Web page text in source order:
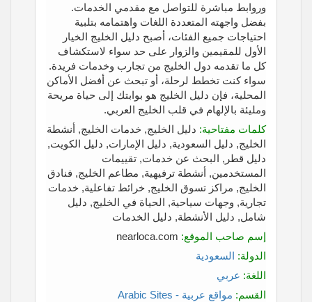
وروابط مباشرة للتواصل مع مقدمي الخدمات.
بفضل واجهته المتعددة اللغات واهتمامه بتلبية
احتياجات جميع الفئات، أصبح دليل الخليج الخيار
الأول للمقيمين والزوار على حد سواء لاستكشاف
كل ما تقدمه دول الخليج من تجارب وخدمات فريدة.
سواء كنت تخطط لرحلة، أو تبحث عن أفضل الأماكن
المحلية، فإن دليل الخليج هو بوابتك إلى حياة مريحة
ومليئة بالإلهام في قلب الخليج العربي.
كلمات مفتاحية: دليل الخليج, خدمات الخليج, أنشطة
الخليج, دليل السعودية, دليل الإمارات, دليل الكويت,
دليل قطر, البحث عن خدمات, تقييمات
المستخدمين, أنشطة ترفيهية, مطاعم الخليج, فنادق
الخليج, مراكز تسوق الخليج, خرائط تفاعلية, خدمات
تجارية, وجهات سياحية, الحياة في الخليج, دليل
شامل, دليل الأنشطة, دليل الخدمات
إسم صاحب الموقع:
الدولة: السعودية
اللغة: عربي
القسم: مواقع عربية - Arabic Sites